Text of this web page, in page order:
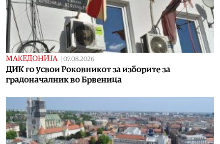
МАКЕДОНИЈА 07.08.2026
ДИК го усвои Роковникот за изборите за
градоначалник во Брвеница